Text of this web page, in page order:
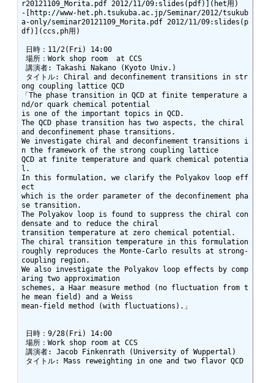
r20121109_Morita.pdf 2012/11/09:slides(pdf)](het用)
-[http://www-het.ph.tsukuba.ac.jp/Seminar/2012/tsukub
a-only/seminar20121109_Morita.pdf 2012/11/09:slides(p
df)](ccs,ph用)
ong coupling lattice QCD
「The phase transition in QCD at finite temperature a
nd/or quark chemical potential
is one of the important topics in QCD.
The QCD phase transition has two aspects, the chiral
and deconfinement phase transitions.
We investigate chiral and deconfinement transitions i
n the framework of the strong coupling lattice
QCD at finite temperature and quark chemical potentia
l.
In this formulation, we clarify the Polyakov loop eff
ect
which is the order parameter of the deconfinement pha
se transition.
The Polyakov loop is found to suppress the chiral con
densate and to reduce the chiral
transition temperature at zero chemical potential.
The chiral transition temperature in this formulation
roughly reproduces the Monte-Carlo results at strong-
coupling region.
We also investigate the Polyakov loop effects by comp
aring two approximation
schemes, a Haar measure method (no fluctuation from t
he mean field) and a Weiss
mean-field method (with fluctuations).」